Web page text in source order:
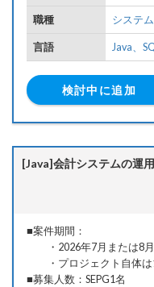
職種 システ
言語 Java、
検討中に追加
[Java]会計システムの運
■案件期間：
・2026年7月または8月
・プロジェクト自体は
■募集人数：SEPG1名